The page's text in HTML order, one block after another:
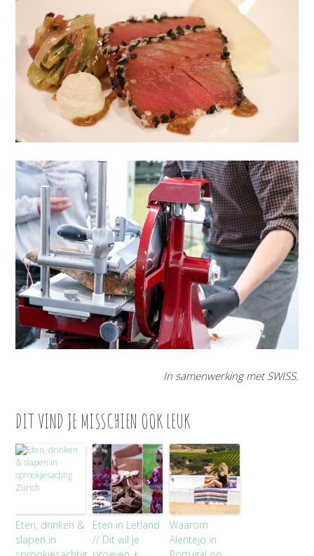
In samenwerking met SWISS.
DIT VIND JE MISSCHIEN OOK LEUK
Eten, drinken &
slapen in
Eten in Letland
// Dit wil je
Waarom
Alentejo in